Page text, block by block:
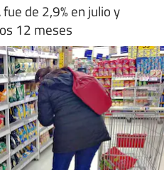
de 2,9% en julio y
12 meses